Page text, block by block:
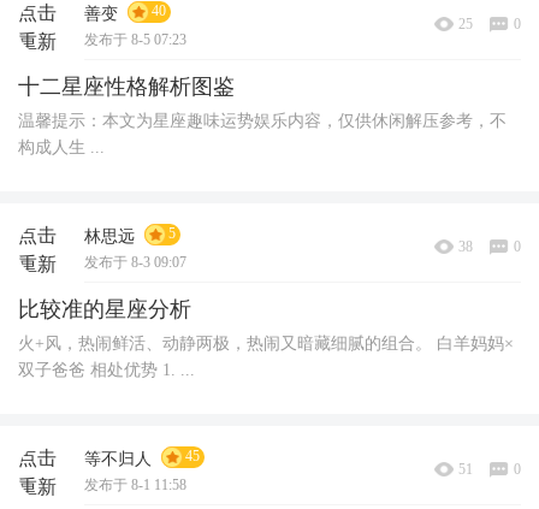
点击
重新
25 0
善变
40
发布于 8-5 07:23
十二星座性格解析图鉴
温馨提示：本文为星座趣味运势娱乐内容，仅供休闲解压参考，不
构成人生 ...
点击
重新
38 0
林思远
5
发布于 8-3 09:07
比较准的星座分析
火+风，热闹鲜活、动静两极，热闹又暗藏细腻的组合。 白羊妈妈×
双子爸爸 相处优势 1. ...
点击
重新
51 0
等不归人
45
发布于 8-1 11:58